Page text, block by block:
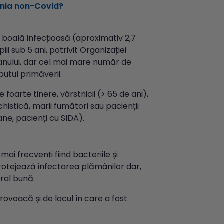
non-Covid?
infecțioasă (aproximativ 2,7
sub 5 ani, potrivit Organizației
dar cel mai mare număr de
primăverii.
foarte tinere, vârstnicii (> 65 de ani),
marii fumători sau pacienții
pacienți cu SIDA).
frecvenți fiind bacteriile și
infectarea plămânilor dar,
bună.
și de locul în care a fost